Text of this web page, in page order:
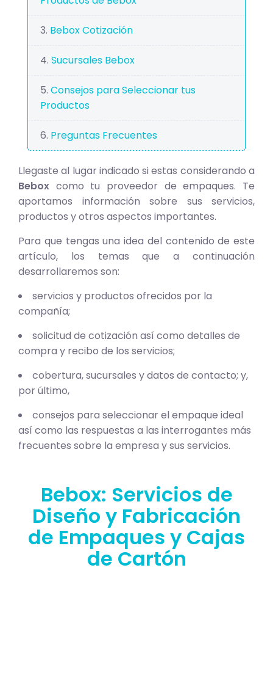
Bebox Cotización
Sucursales Bebox
Consejos para Seleccionar tus
Productos
Preguntas Frecuentes
Llegaste al lugar indicado si estas considerando a
Bebox como tu proveedor de empaques. Te
aportamos información sobre sus servicios,
productos y otros aspectos importantes.
Para que tengas una idea del contenido de este
artículo, los temas que a continuación
desarrollaremos son:
servicios y productos ofrecidos por la
compañía;
solicitud de cotización así como detalles de
compra y recibo de los servicios;
cobertura, sucursales y datos de contacto; y,
por último,
consejos para seleccionar el empaque ideal
así como las respuestas a las interrogantes más
frecuentes sobre la empresa y sus servicios.
Bebox: Servicios de
Diseño y Fabricación
de Empaques y Cajas
de Cartón